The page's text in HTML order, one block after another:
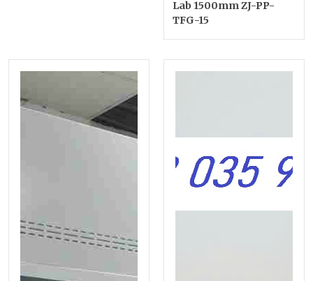
Lab 1500mm ZJ-PP-
TFG-15